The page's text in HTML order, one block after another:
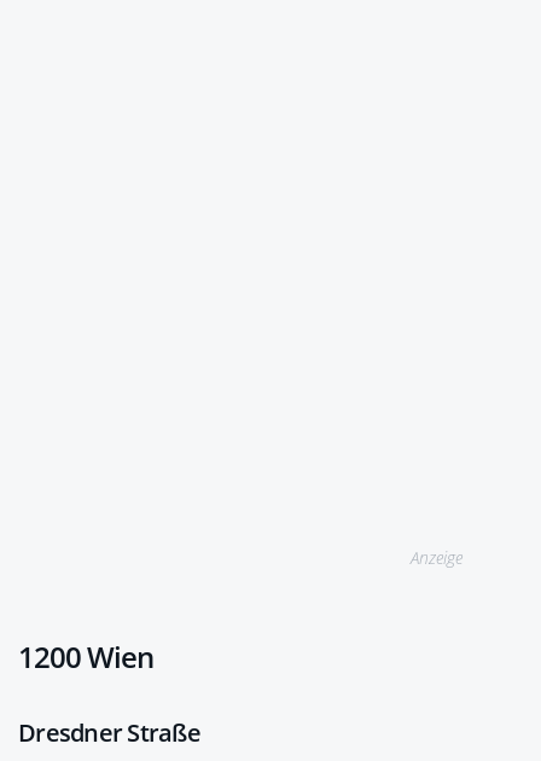
Anzeige
1200 Wien
Dresdner Straße